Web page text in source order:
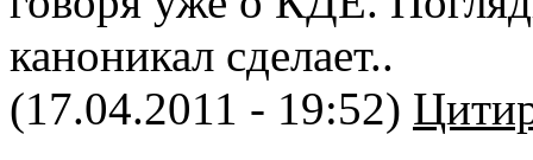
каноникал сделает..
(17.04.2011 - 19:52)